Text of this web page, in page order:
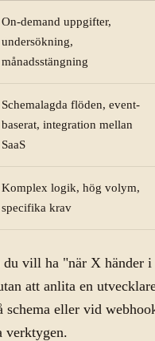
On-demand uppgifter,
undersökning,
månadsstängning
Schemalagda flöden, event-
baserat, integration mellan
SaaS
Komplex logik, hög volym,
specifika krav
du vill ha "när X händer i
att anlita en
schema eller vid
verktygen.